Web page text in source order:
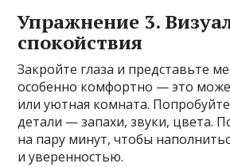
Упражнение 3.
спокойствия
Закройте глаза и представьте
особенно комфортно — это
или уютная комната.
детали — запахи, звуки, цвета.
на пару минут, чтобы
и уверенностью.